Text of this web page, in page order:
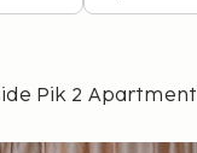
Pik 2 Apartment